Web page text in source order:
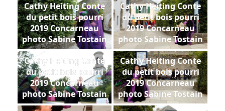
Cathy Heiting Conte
du petit bois pourri
2019 Concarneau
photo Sabine Tostain
Cathy Heiting Conte
du petit bois pourri
2019 Concarneau
photo Sabine Tostain
Cathy Heiting Conte
du petit bois pourri
2019 Concarneau
photo Sabine Tostain
Cathy Heiting Conte
du petit bois pourri
2019 Concarneau
photo Sabine Tostain